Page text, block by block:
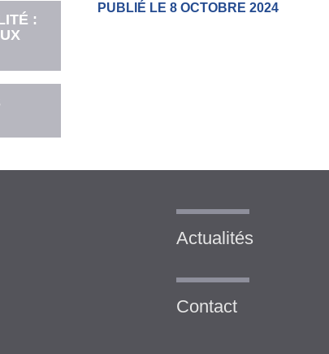
:
PUBLIÉ LE 8 OCTOBRE 2024
Actualités
Contact